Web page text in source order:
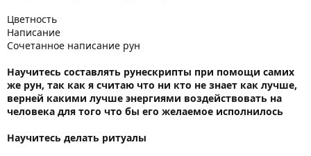
Цветность
Написание
Сочетанное написание рун
Научитесь составлять рунескрипты при помощи самих
же рун, так как я считаю что ни кто не знает как лучше,
верней какими лучше энергиями воздействовать на
человека для того что бы его желаемое исполнилось
Научитесь делать ритуалы